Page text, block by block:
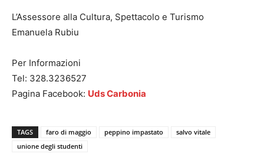
L’Assessore alla Cultura, Spettacolo e Turismo
Emanuela Rubiu
Per Informazioni
Tel: 328.3236527
Pagina Facebook: Uds Carbonia
TAGS faro di maggio peppino impastato
salvo vitale
unione degli studenti